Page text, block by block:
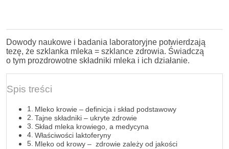
Dowody naukowe i badania laboratoryjne potwierdzają
tezę, że szklanka mleka = szklance zdrowia. Świadczą
o tym prozdrowotne składniki mleka i ich działanie.
Spis treści
Mleko krowie – definicja i skład podstawowy
Tajne składniki – ukryte zdrowie
Skład mleka krowiego, a medycyna
Właściwości laktoferyny
Mleko od krowy – zdrowie zależy od jakości